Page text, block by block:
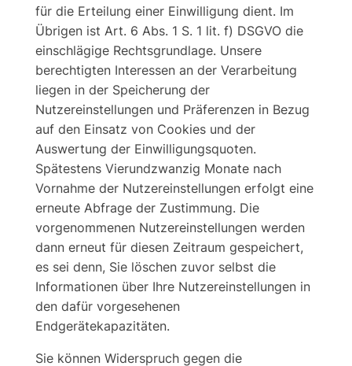
für die Erteilung einer Einwilligung dient. Im
Übrigen ist Art. 6 Abs. 1 S. 1 lit. f) DSGVO die
einschlägige Rechtsgrundlage. Unsere
berechtigten Interessen an der Verarbeitung
liegen in der Speicherung der
Nutzereinstellungen und Präferenzen in Bezug
auf den Einsatz von Cookies und der
Auswertung der Einwilligungsquoten.
Spätestens Vierundzwanzig Monate nach
Vornahme der Nutzereinstellungen erfolgt eine
erneute Abfrage der Zustimmung. Die
vorgenommenen Nutzereinstellungen werden
dann erneut für diesen Zeitraum gespeichert,
es sei denn, Sie löschen zuvor selbst die
Informationen über Ihre Nutzereinstellungen in
den dafür vorgesehenen
Endgerätekapazitäten.
Sie können Widerspruch gegen die